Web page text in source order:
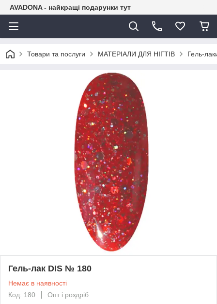
AVADONA - найкращі подарунки тут
Товари та послуги МАТЕРІАЛИ ДЛЯ НІГТІВ Гель-
Гель-лак DIS № 180
Немає в наявності
Код: 180
Опт і роздріб